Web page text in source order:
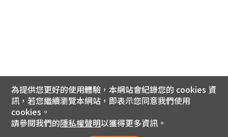
為提供您更好的使用體驗，本網站會紀錄您的 cookies 資
訊，若您繼續瀏覽本網站，即表示您同意我們使用
cookies。
請參閱我們的隱私權聲明以獲得更多資訊。